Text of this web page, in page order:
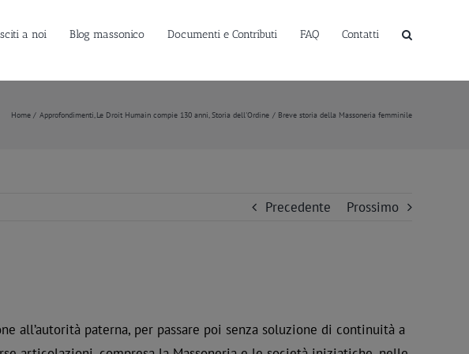
a noi Blog massonico Documenti e Contributi FAQ Contatti
Home Approfondimenti Le Droit Humain compie 130 anni Storia dell'Ordine Breve storia della Massoneria femminile
Precedente Prossimo
all’autorità paterna, per passare poi senza soluzione di continuità a